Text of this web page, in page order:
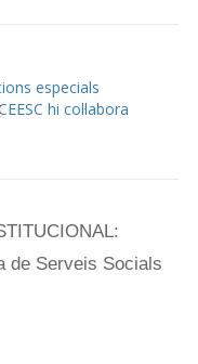
especials
hi col·labora
de Serveis Socials